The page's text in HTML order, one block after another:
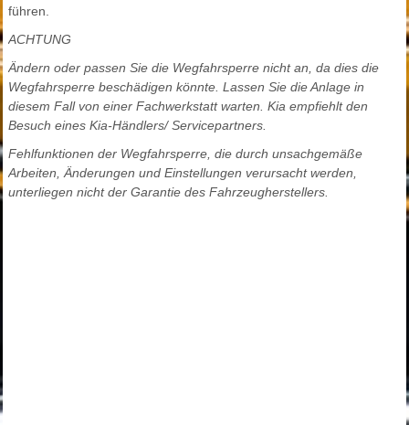
führen.
ACHTUNG
Ändern oder passen Sie die Wegfahrsperre nicht an, da dies die
Wegfahrsperre beschädigen könnte. Lassen Sie die Anlage in
diesem Fall von einer Fachwerkstatt warten. Kia empfiehlt den
Besuch eines Kia-Händlers/ Servicepartners.
Fehlfunktionen der Wegfahrsperre, die durch unsachgemäße
Arbeiten, Änderungen und Einstellungen verursacht werden,
unterliegen nicht der Garantie des Fahrzeugherstellers.